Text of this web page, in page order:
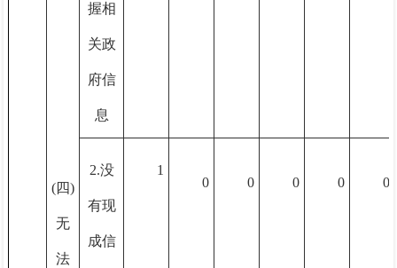
(四)
无
法
握相
关政
府信
息
2.没
有现
成信
1
0
0 0 0 0